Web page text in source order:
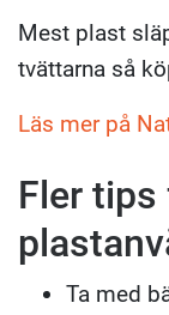
Mest plast
tvättarna så
Läs mer på
Fler
Ta med